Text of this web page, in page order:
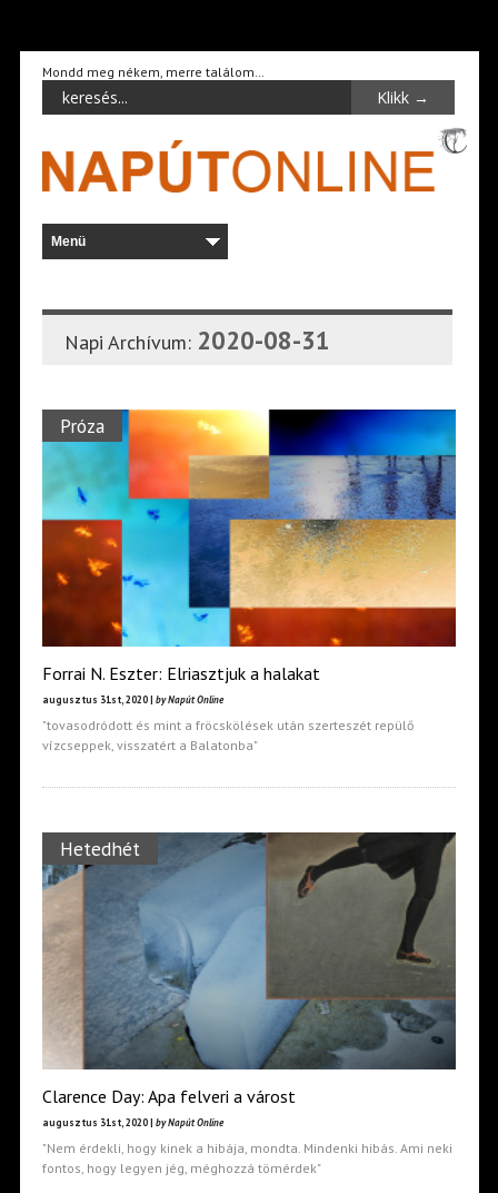
Mondd meg nékem, merre találom…
Napi Archívum: 2020-08-31
Próza
Forrai N. Eszter: Elriasztjuk a halakat
augusztus 31st, 2020 | by Napút Online
"tovasodródott és mint a fröcskölések után szerteszét repülő
vízcseppek, visszatért a Balatonba"
Hetedhét
Clarence Day: Apa felveri a várost
augusztus 31st, 2020 | by Napút Online
"Nem érdekli, hogy kinek a hibája, mondta. Mindenki hibás. Ami neki
fontos, hogy legyen jég, méghozzá tömérdek"